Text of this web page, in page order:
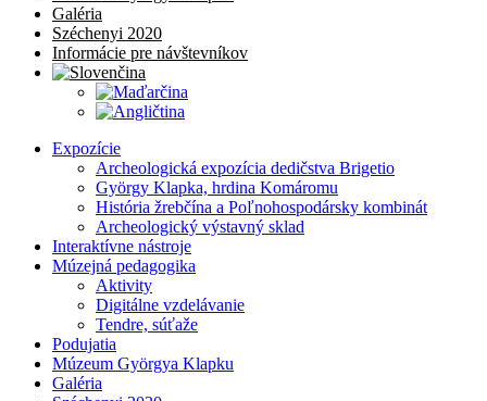
Galéria
Széchenyi 2020
Informácie pre návštevníkov
Expozície
Archeologická expozícia dedičstva Brigetio
György Klapka, hrdina Komáromu
História žrebčína a Poľnohospodársky kombinát
Archeologický výstavný sklad
Interaktívne nástroje
Múzejná pedagogika
Aktivity
Digitálne vzdelávanie
Tendre, súťaže
Podujatia
Múzeum Györgya Klapku
Galéria